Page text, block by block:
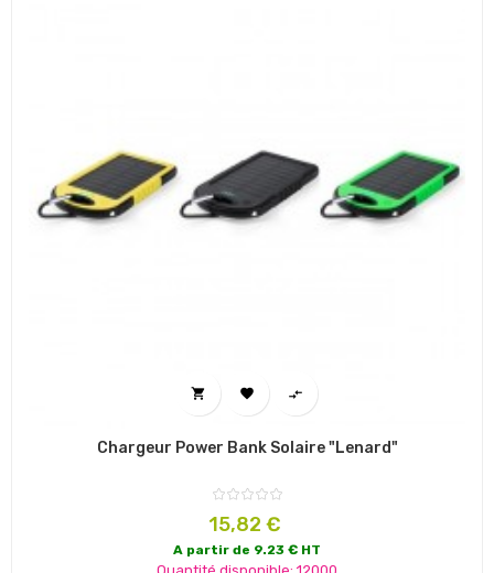
  
Chargeur Power Bank Solaire "Lenard"
Prix
15,82 €
A partir de 9.23 € HT